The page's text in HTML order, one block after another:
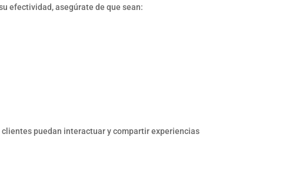
efectividad, asegúrate de que sean:
puedan interactuar y compartir experiencias